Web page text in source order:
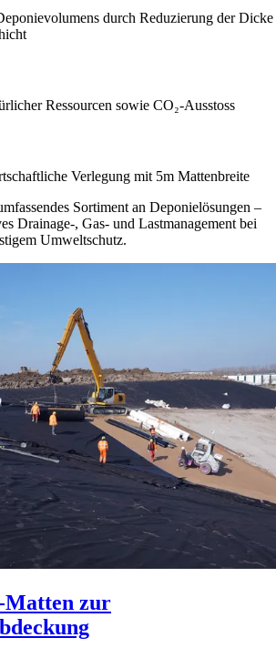
durch Reduzierung der Dicke
Ressourcen sowie CO₂-Ausstoss
Verlegung mit 5m Mattenbreite
Sortiment an Deponielösungen –
Drainage-, Gas- und Lastmanagement bei
Umweltschutz.
Matten zur